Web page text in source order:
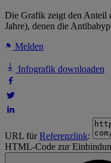
Die Grafik zeigt den Anteil
Jahre), denen die
Melden
Infografik downloaden
URL fürReferenzlink:
HTML-Code zur